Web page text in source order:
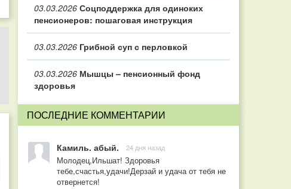
03.03.2026 Соцподдержка для одиноких
пенсионеров: пошаговая инструкция
03.03.2026 Грибной суп с перловкой
03.03.2026 Мышцы – пенсионный фонд
здоровья
ПОСЛЕДНИЕ КОММЕНТАРИИ
Камиль. абый. 24 дня назад
Молодец,Ильшат! Здоровья
тебе,счастья,удачи!Дерзай и удача от тебя не
отвернется!